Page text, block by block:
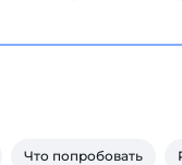
Что попробовать